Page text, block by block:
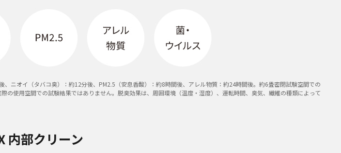
ニオイ（タバコ臭）：約12分後、PM2.5（安息香酸）：約8時間後、アレル物質：約24時間後。約6畳密閉試験空間での
の使用空間での試験結果ではありません。脱臭効果は、周囲環境（温度・湿度）、運転時間、臭気、繊維の種類によって
内部クリーン